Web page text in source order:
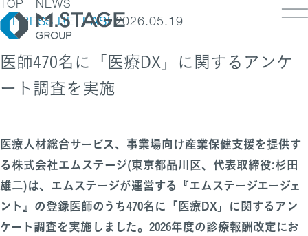
TOP
ビーイング
材
継M&A
TOP / グループ代表挨拶・会社概
プ企業一覧・事業拠点
見るエムステージグループ
TOP
ッセージ
TOP NEWS
PRESS RELEASE2026.05.19
医師470名に「医療DX」に関するアンケ
ート調査を実施
医療人材総合サービス、事業場向け産業保健支援を提供す
る株式会社エムステージ(東京都品川区、代表取締役:杉田
雄二)は、エムステージが運営する『エムステージエージェ
ント』の登録医師のうち470名に「医療DX」に関するアン
ケート調査を実施しました。2026年度の診療報酬改定にお